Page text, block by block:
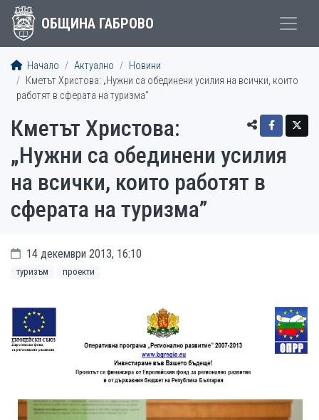
ОБЩИНА ГАБРОВО
Начало Актуално
Новини
Кметът Христова: „Нужни са обединени усилия на всички, които
работят в сферата на туризма”
Кметът Христова:
„Нужни са обединени усилия
на всички, които работят в
сферата на туризма”
14 декември 2013, 16:10
туризъм проекти